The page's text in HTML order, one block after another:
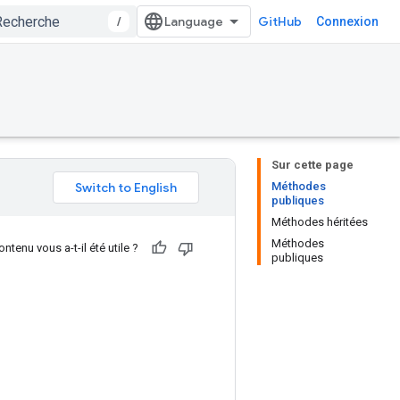
/ GitHub Connexion
Sur cette page
Méthodes
publiques
Méthodes héritées
Méthodes
publiques
vous a-t-il été utile ?